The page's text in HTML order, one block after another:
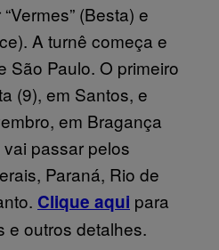
(Besta) e
A turnê começa e
São Paulo. O primeiro
(9), em Santos, e
em Bragança
passar pelos
Paraná, Rio de
Clique aqui para
e outros detalhes.